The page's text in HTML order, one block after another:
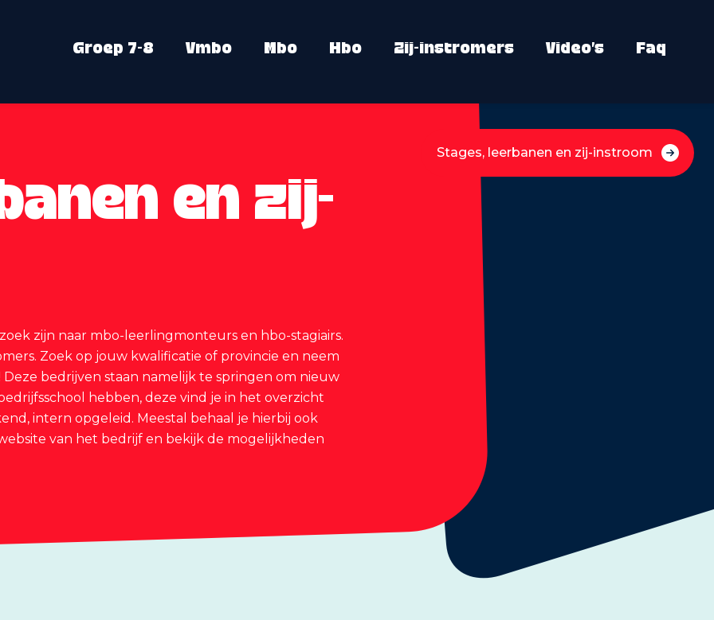
Groep 7-8 Vmbo Mbo Hbo Zij-instromers Video’s Faq
Stages, leerbanen en zij-instroom
en zij-
zijn naar mbo-leerlingmonteurs en hbo-stagiairs.
Zoek op jouw kwalificatie of provincie en neem
bedrijven staan namelijk te springen om nieuw
hebben, deze vind je in het overzicht
intern opgeleid. Meestal behaal je hierbij ook
van het bedrijf en bekijk de mogelijkheden